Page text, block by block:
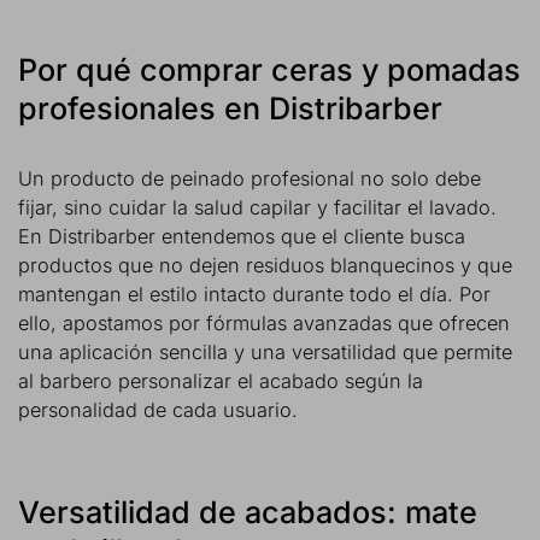
Por qué comprar ceras y pomadas
profesionales en Distribarber
Un producto de peinado profesional no solo debe
fijar, sino cuidar la salud capilar y facilitar el lavado.
En Distribarber entendemos que el cliente busca
productos que no dejen residuos blanquecinos y que
mantengan el estilo intacto durante todo el día. Por
ello, apostamos por fórmulas avanzadas que ofrecen
una aplicación sencilla y una versatilidad que permite
al barbero personalizar el acabado según la
personalidad de cada usuario.
Versatilidad de acabados: mate